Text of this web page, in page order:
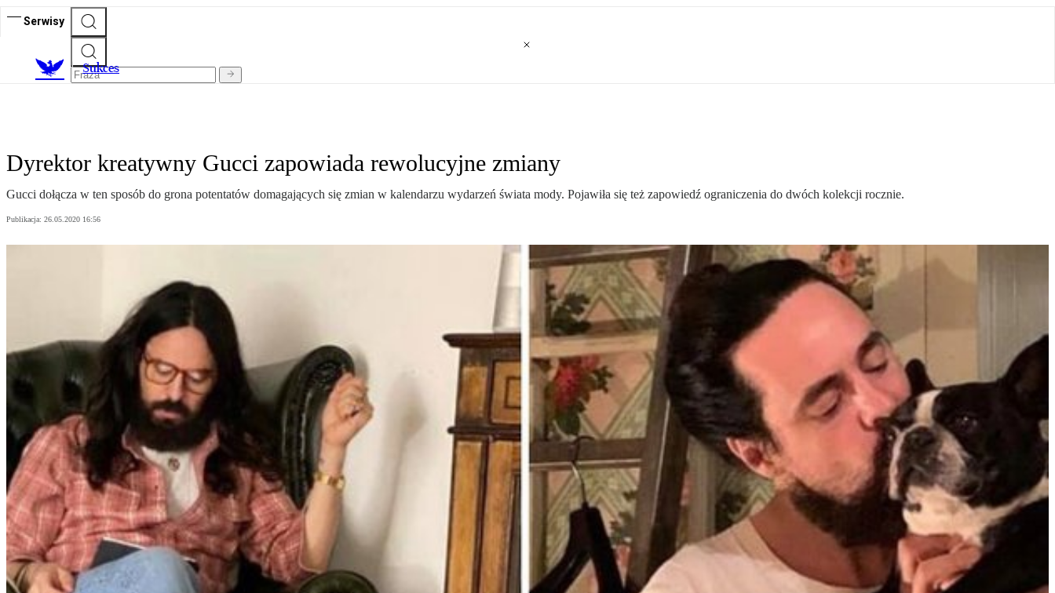
Serwisy
Sukces
Dyrektor kreatywny Gucci zapowiada rewolucyjne zmiany
Gucci dołącza w ten sposób do grona potentatów domagających się zmian w kalendarzu wydarzeń świata mody. Pojawiła się też zapowiedź ograniczenia do dwóch kolekcji rocznie.
Publikacja: 26.05.2020 16:56